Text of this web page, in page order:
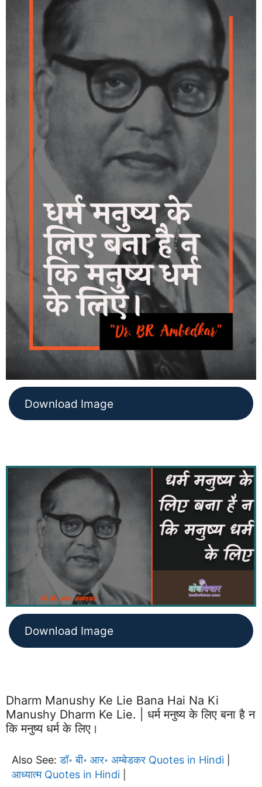
Download Image
Download Image
Dharm Manushy Ke Lie Bana Hai Na Ki
Manushy Dharm Ke Lie. | धर्म मनुष्य के लिए बना है न
कि मनुष्य धर्म के लिए।
Also See:डॉ॰ बी॰ आर॰ अम्बेडकर Quotes in Hindi
आध्यात्म Quotes in Hindi